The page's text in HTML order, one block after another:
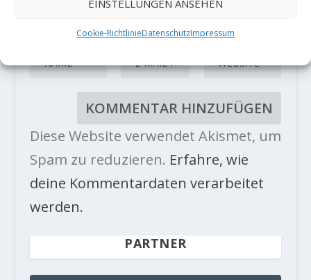
EINSTELLUNGEN ANSEHEN
Cookie-RichtlinieDatenschutzImpressum
Diese Website verwendet Akismet, um
Spam zu reduzieren. Erfahre, wie
deine Kommentardaten verarbeitet
werden.
PARTNER